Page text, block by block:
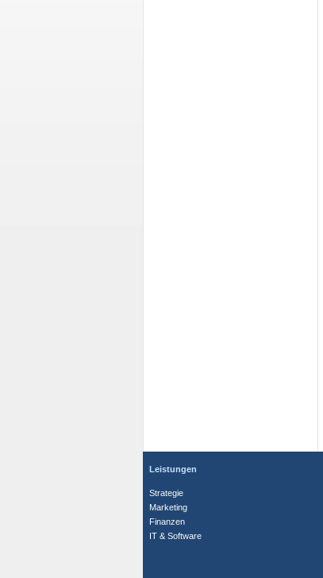
Leistungen
Strategie
Marketing
Finanzen
IT & Software